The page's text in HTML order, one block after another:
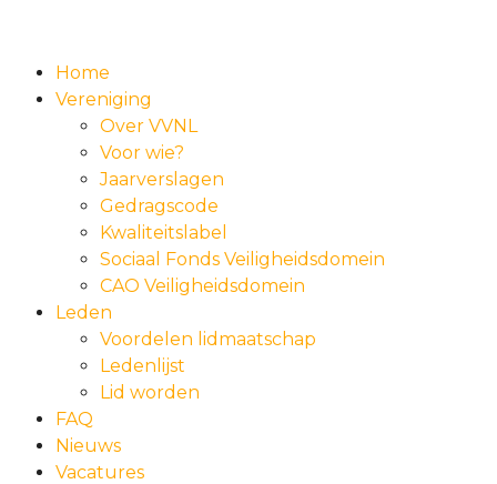
Home
Vereniging
Over VVNL
Voor wie?
Jaarverslagen
Gedragscode
Kwaliteitslabel
Sociaal Fonds Veiligheidsdomein
CAO Veiligheidsdomein
Leden
Voordelen lidmaatschap
Ledenlijst
Lid worden
FAQ
Nieuws
Vacatures